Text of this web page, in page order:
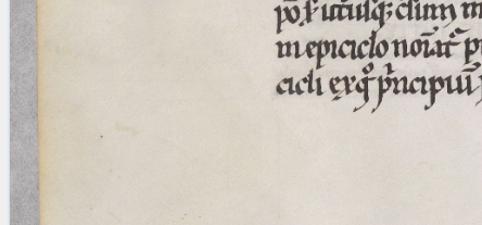
Resources
Contact·